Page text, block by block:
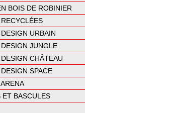
BOIS DE ROBINIER
URBAIN
JUNGLE
CHÂTEAU
SPACE
ET BASCULES